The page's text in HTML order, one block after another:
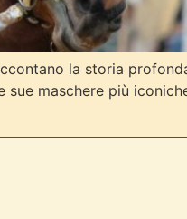
la storia
maschere più